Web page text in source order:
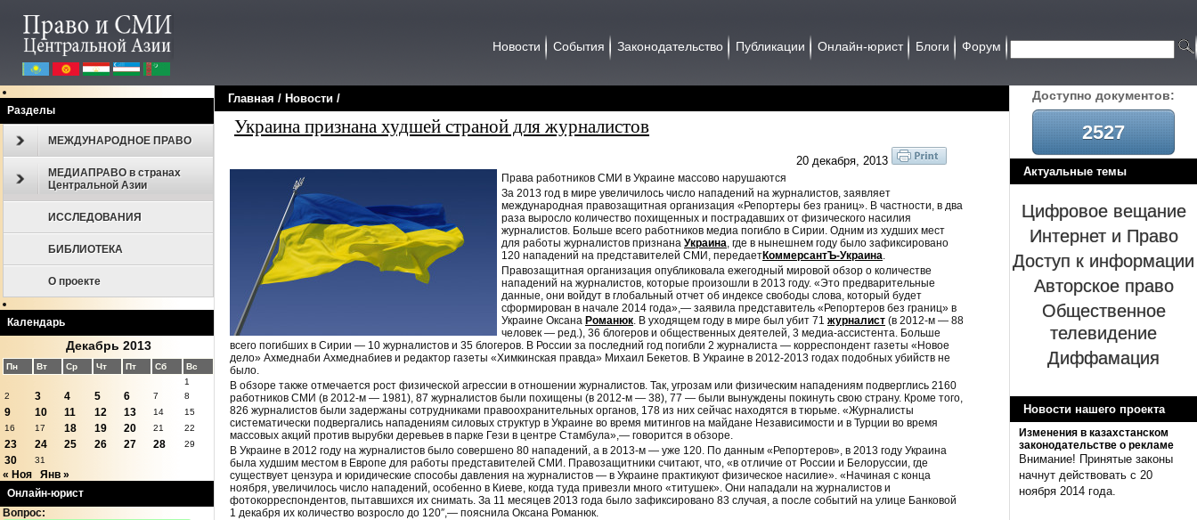
Новости События Законодательство Публикации Онлайн-юрист Блоги Форум
Доcтупно документов:
2527
Актуальные темы
Цифровое вещание
Интернет и Право
Доступ к информации
Авторское право
Общественное
телевидение
Диффамация
Новости нашего проекта
Изменения в казахстанском
законодательстве о рекламе
Внимание! Принятые законы
начнут действовать с 20
ноября 2014 года.
Разделы
МЕЖДУНАРОДНОЕ ПРАВО
МЕДИАПРАВО в странах
Центральной Азии
ИССЛЕДОВАНИЯ
БИБЛИОТЕКА
О проекте
Календарь
Декабрь 2013
Пн Вт Ср Чт Пт Сб
Вс
1
2
3 4 5 6 7 8
9 10 11 12 13 14
15
16
17 18 19 20 21 22
23 24 25 26 27 28 29
30 31
« Ноя
Янв »
Онлайн-юрист
Вопрос:
Главная / Новости /
Украина признана худшей страной для журналистов
20 декабря, 2013
Права работников СМИ в Украине массово нарушаются
За 2013 год в мире увеличилось число нападений на журналистов, заявляет
международная правозащитная организация «Репортеры без границ». В частности, в два
раза выросло количество похищенных и пострадавших от физического насилия
журналистов. Больше всего работников медиа погибло в Сирии. Одним из худших мест
для работы журналистов признана Украина , где в нынешнем году было зафиксировано
120 нападений на представителей СМИ, передаетКоммерсантЪ-Украина
Правозащитная организация опубликовала ежегодный мировой обзор о количестве
нападений на журналистов, которые произошли в 2013 году. «Это предварительные
данные, они войдут в глобальный отчет об индексе свободы слова, который будет
сформирован в начале 2014 года»,— заявила представитель «Репортеров без границ» в
Украине Оксана Романюк . В уходящем году в мире был убит 71 журналист (в 2012-м — 88
человек — ред.), 36 блогеров и общественных деятелей, 3 медиа-ассистента. Больше
всего погибших в Сирии — 10 журналистов и 35 блогеров. В России за последний год погибли 2 журналиста — корреспондент газеты «Новое
дело» Ахмеднаби Ахмеднабиев и редактор газеты «Химкинская правда» Михаил Бекетов. В Украине в 2012-2013 годах подобных убийств не
было.
В обзоре также отмечается рост физической агрессии в отношении журналистов. Так, угрозам или физическим нападениям подверглись 2160
работников СМИ (в 2012-м — 1981), 87 журналистов были похищены (в 2012-м — 38), 77 — были вынуждены покинуть свою страну. Кроме того,
826 журналистов были задержаны сотрудниками правоохранительных органов, 178 из них сейчас находятся в тюрьме. «Журналисты
систематически подвергались нападениям силовых структур в Украине во время митингов на майдане Независимости и в Турции во время
массовых акций против вырубки деревьев в парке Гези в центре Стамбула»,— говорится в обзоре.
В Украине в 2012 году на журналистов было совершено 80 нападений, а в 2013-м — уже 120. По данным «Репортеров», в 2013 году Украина
была худшим местом в Европе для работы представителей СМИ. Правозащитники считают, что, «в отличие от России и Белоруссии, где
существует цензура и юридические способы давления на журналистов — в Украине практикуют физическое насилие». «Начиная с конца
ноября, увеличилось число нападений, особенно в Киеве, когда туда привезли много «титушек». Они нападали на журналистов и
фотокорреспондентов, пытавшихся их снимать. За 11 месяцев 2013 года было зафиксировано 83 случая, а после событий на улице Банковой
1 декабря их количество возросло до 120″,— пояснила Оксана Романюк.